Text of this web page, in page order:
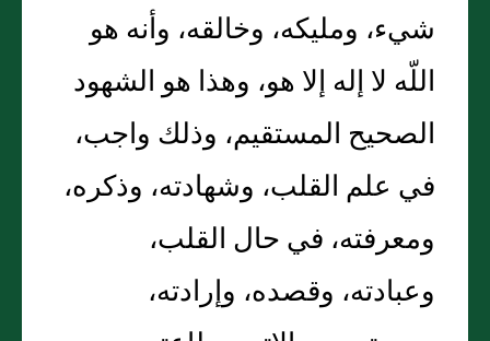
شيء، ومليكه، وخالقه، وأنه هو
اللّه لا إله إلا هو، وهذا هو الشهود
الصحيح المستقيم، وذلك واجب،
في علم القلب، وشهادته، وذكره،
ومعرفته، في حال القلب،
وعبادته، وقصده، وإرادته،